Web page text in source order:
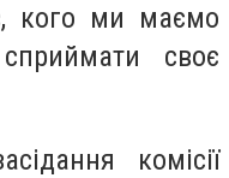
кого ми маємо
своє
комісії